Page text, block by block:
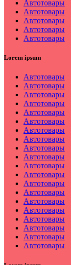
Автотовары
Автотовары
Автотовары
Автотовары
Автотовары
Lorem ipsum
Автотовары
Автотовары
Автотовары
Автотовары
Автотовары
Автотовары
Автотовары
Автотовары
Автотовары
Автотовары
Автотовары
Автотовары
Автотовары
Автотовары
Автотовары
Автотовары
Автотовары
Автотовары
Автотовары
Автотовары